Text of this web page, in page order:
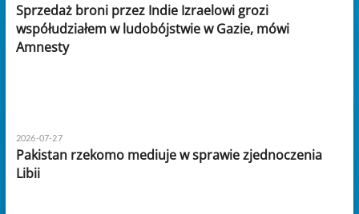
Sprzedaż broni przez Indie Izraelowi grozi
współudziałem w ludobójstwie w Gazie, mówi
Amnesty
2026-07-27
Pakistan rzekomo mediuje w sprawie zjednoczenia
Libii